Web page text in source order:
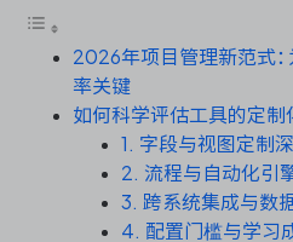
研发效能管理
DevOps
资源和工时管理
2026年项目管理新范式
率关键
如何科学评估工具的定制
1. 字段与视图定制
2. 流程与自动化引
3. 跨系统集成与数
4. 配置门槛与学习